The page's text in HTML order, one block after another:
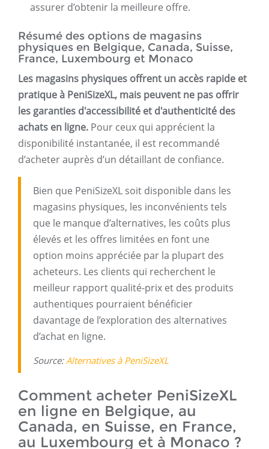
assurer d’obtenir la meilleure offre.
Résumé des options de magasins
physiques en Belgique, Canada, Suisse,
France, Luxembourg et Monaco
Les magasins physiques offrent un accès rapide et
pratique à PeniSizeXL, mais peuvent ne pas offrir
les garanties d'accessibilité et d'authenticité des
achats en ligne. Pour ceux qui apprécient la
disponibilité instantanée, il est recommandé
d’acheter auprès d’un détaillant de confiance.
Bien que PeniSizeXL soit disponible dans les
magasins physiques, les inconvénients tels
que le manque d’alternatives, les coûts plus
élevés et les offres limitées en font une
option moins appréciée par la plupart des
acheteurs. Les clients qui recherchent le
meilleur rapport qualité-prix et des produits
authentiques pourraient bénéficier
davantage de l’exploration des alternatives
d’achat en ligne.
Source:Alternatives à PeniSizeXL
Comment acheter PeniSizeXL
en ligne en Belgique, au
Canada, en Suisse, en France,
au Luxembourg et à Monaco ?